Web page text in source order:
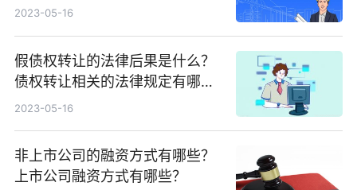
容是什么？
2023-05-16
假债权转让的法律后果是什么？
债权转让相关的法律规定有哪
些？债权转让增加的履行费用由
2023-05-16
非上市公司的融资方式有哪些？
上市公司融资方式有哪些？